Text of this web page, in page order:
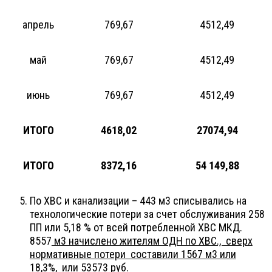
апрель 769,67 4512,49
май 769,67 4512,49
июнь 769,67 4512,49
ИТОГО 4618,02 27074,94
ИТОГО 8372,16 54 149,88
По ХВС и канализации – 443 м3 списывались на
технологические потери за счет обслуживания 258
ПП или 5,18 % от всей потребленной ХВС МКД.
8557 м3 начислено жителям ОДН по ХВС., сверх
нормативные потери составили 1567 м3 или
18,3%, или 53573 руб.